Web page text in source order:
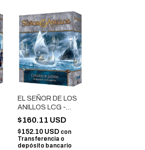
EL SEÑOR DE LOS
ANILLOS LCG -
CAZADOR DE
SUEÑOS EXP.
CAMPAÑAS
$160.11 USD
$152.10 USD con
Transferencia o
depósito bancario